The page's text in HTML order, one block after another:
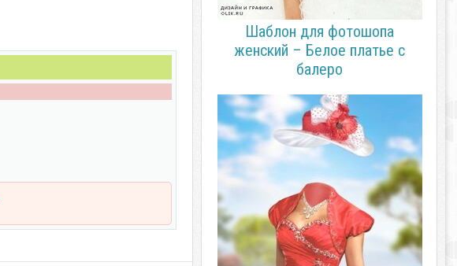
Шаблон для фотошопа
женский – Белое платье с
балеро